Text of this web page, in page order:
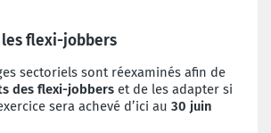
flexi-jobbers
sectoriels sont réexaminés afin de
des flexi-jobbers et de les adapter si
sera achevé d’ici au 30 juin